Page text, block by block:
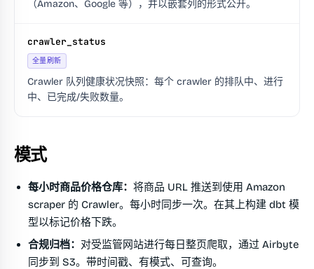
（Amazon、Google 等），并以嵌套列的形式公开。
crawler_status
全量刷新
Crawler 队列健康状况快照：每个 crawler 的排队中、进行
中、已完成/失败数量。
模式
每小时商品价格仓库： 将商品 URL 推送到使用 Amazon
scraper 的 Crawler。每小时同步一次。在其上构建 dbt 模
型以标记价格下跌。
合规归档： 对受监管网站进行每日整页爬取，通过 Airbyte
同步到 S3。带时间戳、有模式、可查询。